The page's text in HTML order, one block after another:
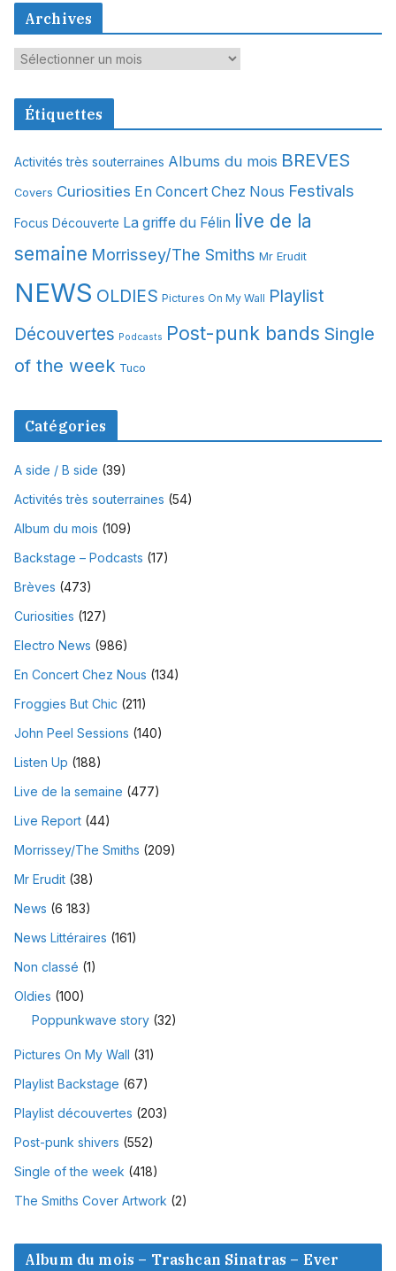
Archives
A
c
v
e
Étiquettes
Activités très souterraines Albums du mois BREVES
Covers Curiosities En Concert Chez Nous Festivals
Focus Découverte La griffe du Félin live de la
semaine Morrissey/The Smiths Mr Erudit
NEWS OLDIES Pictures On My Wall Playlist
Découvertes Podcasts Post-punk bands Single
of the week Tuco
Catégories
A side / B side (39)
Activités très souterraines (54)
Album du mois (109)
Backstage – Podcasts (17)
Brèves (473)
Curiosities (127)
Electro News (986)
En Concert Chez Nous (134)
Froggies But Chic (211)
John Peel Sessions (140)
Listen Up (188)
Live de la semaine (477)
Live Report (44)
Morrissey/The Smiths (209)
Mr Erudit (38)
News (6 183)
News Littéraires (161)
Non classé (1)
Oldies (100)
Poppunkwave story (32)
Pictures On My Wall (31)
Playlist Backstage (67)
Playlist découvertes (203)
Post-punk shivers (552)
Single of the week (418)
The Smiths Cover Artwork (2)
Album du mois – Trashcan Sinatras – Ever